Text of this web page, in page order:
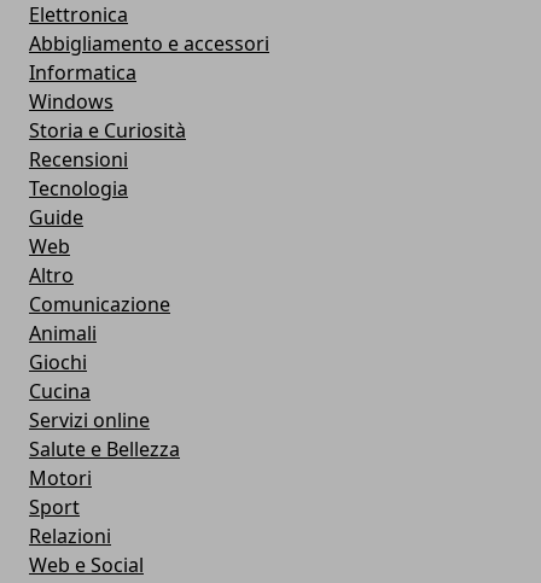
Elettronica
Abbigliamento e accessori
Informatica
Windows
Storia e Curiosità
Recensioni
Tecnologia
Guide
Web
Altro
Comunicazione
Animali
Giochi
Cucina
Servizi online
Salute e Bellezza
Motori
Sport
Relazioni
Web e Social